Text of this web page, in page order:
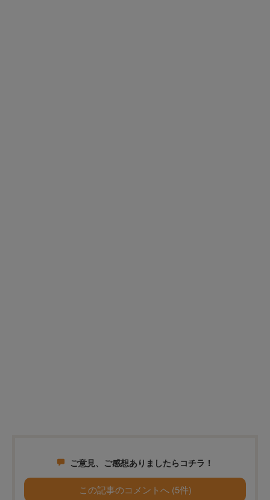
ご意見、ご感想ありましたらコチラ！
この記事のコメントへ (5件)